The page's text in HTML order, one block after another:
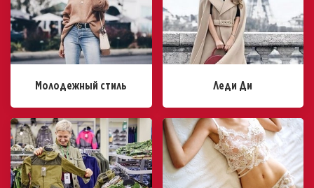
Молодежный стиль Леди Ди